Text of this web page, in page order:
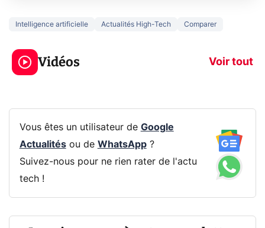
Intelligence artificielle Actualités High-Tech Comparer
Vidéos Voir tout
5 générations de
jeux dans la
prochaine Xbox !
Ce que vous
navigation
Vous êtes un utilisateur de Google
Actualitésou de WhatsApp?
Suivez-nous pour ne rien rater de l'actu
tech !